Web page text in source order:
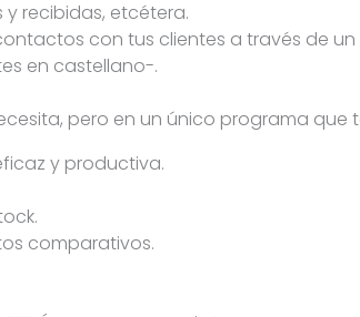
recibidas, etcétera.
con tus clientes a través de un
en castellano-.
pero en un único programa que
y productiva.
comparativos.